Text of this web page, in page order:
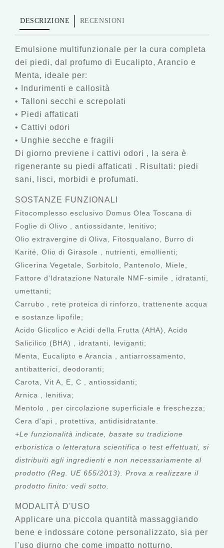
DESCRIZIONE RECENSIONI
Emulsione multifunzionale per la cura completa
dei piedi, dal profumo di Eucalipto, Arancio e
Menta, ideale per:
• Indurimenti e callosità
• Talloni secchi e screpolati
• Piedi affaticati
• Cattivi odori
• Unghie secche e fragili
Di giorno previene i cattivi odori , la sera è
rigenerante su piedi affaticati . Risultati: piedi
sani, lisci, morbidi e profumati.
SOSTANZE FUNZIONALI
Fitocomplesso esclusivo Domus Olea Toscana di
Foglie di Olivo , antiossidante, lenitivo;
Olio extravergine di Oliva, Fitosqualano, Burro di
Karité, Olio di Girasole , nutrienti, emollienti;
Glicerina Vegetale, Sorbitolo, Pantenolo, Miele,
Fattore d'Idratazione Naturale NMF-simile , idratanti,
umettanti;
Carrubo , rete proteica di rinforzo, trattenente acqua
e sostanze lipofile;
Acido Glicolico e Acidi della Frutta (AHA), Acido
Salicilico (BHA) , idratanti, leviganti;
Menta, Eucalipto e Arancia , antiarrossamento,
antibatterici, deodoranti;
Carota, Vit A, E, C , antiossidanti;
Arnica , lenitiva;
Mentolo , per circolazione superficiale e freschezza;
Cera d'api , protettiva, antidisidratante.
+Le funzionalità indicate, basate su tradizione
erboristica o letteratura scientifica o test effettuati, si
distribuiti agli ingredienti e non necessariamente al
prodotto (Reg. UE 655/2013). Prova a realizzare il
prodotto finito: vedi sotto.
MODALITÀ D'USO
Applicare una piccola quantità massaggiando
bene e indossare cotone personalizzato, sia per
l'uso diurno che come impatto notturno.